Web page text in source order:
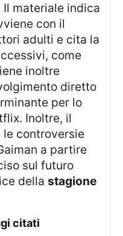
Il materiale indica
con il
adulti e cita la
come
inoltre
diretto
per lo
Inoltre, il
controversie
a partire
sul futuro
dellastagione
citati